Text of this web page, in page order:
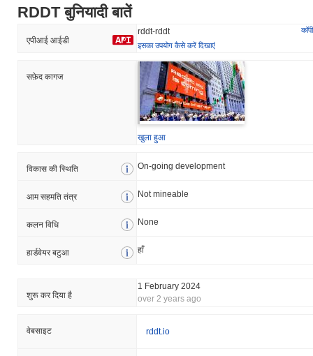
RDDT बुनियादी बातें
एपीआई आईडी
rddt-rddt
कॉपी
इसका उपयोग कैसे करें दिखाएं
सफ़ेद कागज
खुला हुआ
विकास की स्थिति On-going development
आम सहमति तंत्र Not mineable
कलन विधि None
हार्डवेयर बटुआ हाँ
शुरू कर दिया है
1 February 2024
over 2 years ago
वेबसाइट rddt.io